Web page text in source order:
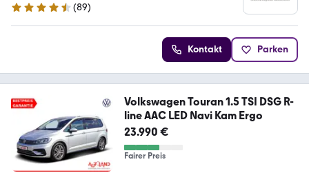
4.7 Sterne
(89)
Kontakt Parken
Volkswagen Touran 1.5 TSI DSG R-
line AAC LED Navi Kam Ergo
23.990 €
Fairer Preis